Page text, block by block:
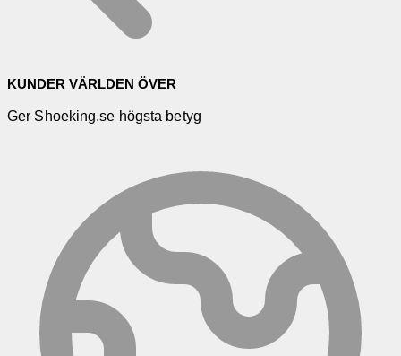
KUNDER VÄRLDEN ÖVER
Ger Shoeking.se högsta betyg